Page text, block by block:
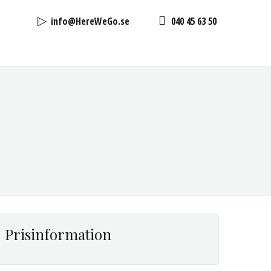
040 45 63 50
info@HereWeGo.se
Prisinformation